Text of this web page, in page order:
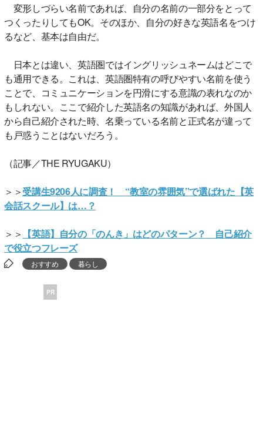
変形しづらい名前であれば、自分の名前の一部分をとって
つくったりしてもOK。そのほか、自分の好きな英語名をつけ
るなど、基本は自由だ。
日本とは違い、英語圏ではイングリッシュネームはどこで
も通用できる。これは、英語圏特有の呼びやすい名前を使う
ことで、コミュニケーションを円滑にする意識の表れなのか
もしれない。ここで紹介した英語名の知識があれば、外国人
から自己紹介された時、名乗っている名前と正式名が違って
も戸惑うことはないだろう。
（記事／THE RYUGAKU）
＞＞受講生9206人に調査！ “教室の雰囲気”で選ばれた【英
会話スクール】は…？
＞＞ 【英語】自分の「のんき」はどのパターン？ 自己紹介
で役立つフレーズ
おすすめ 暮らし
PR